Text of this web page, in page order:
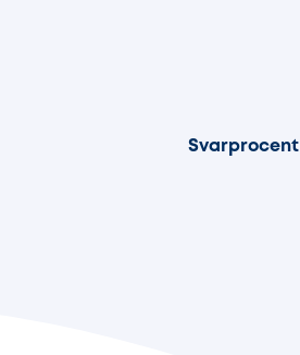
Svarprocent